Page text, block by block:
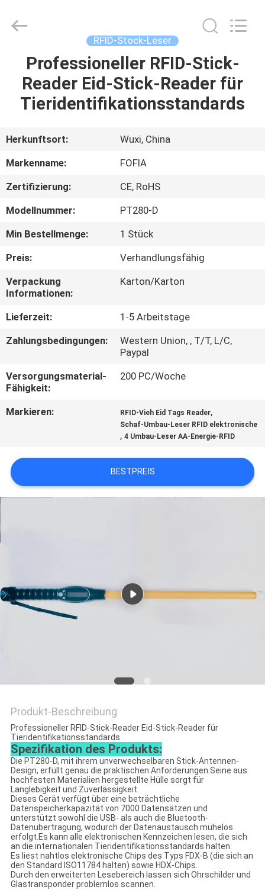
HAUS
PRODUKTE
VIDEOS
UNS
FABRIK-
AUSFLUG
QUALITÄTSKONTROLLE
SIE
MIT
UNS
IN
NACHRICHTEN
FORDERN
SITEMAP
PRIVACY
RFID-Stock-Leser
Professioneller RFID-Stick-
Reader Eid-Stick-Reader für
Tieridentifikationsstandards
Herkunftsort:
Wuxi, China
Markenname:
FOFIA
Zertifizierung:
CE, RoHS
Modellnummer:
PT280-D
Min Bestellmenge:
1 Stück
Preis:
Verhandlungsfähig
Verpackung
Informationen:
Karton/Karton
Lieferzeit:
1-5 Arbeitstage
Zahlungsbedingungen:
Western Union, , T/T, L/C,
Paypal
Versorgungsmaterial-
Fähigkeit:
200 PC/Woche
Markieren: RFID-Vieh Eid Tags Reader,
Schaf-Umbau-Leser RFID elektronische
,4 Umbau-Leser AA-Energie-RFID
BESTPREIS
Produkt-Beschreibung
Professioneller RFID-Stick-Reader Eid-Stick-Reader für
Tieridentifikationsstandards
Spezifikation des Produkts:
Die PT280-D, mit ihrem unverwechselbaren Stick-Antennen-
Design, erfüllt genau die praktischen Anforderungen.Seine aus
hochfesten Materialien hergestellte Hülle sorgt für
Langlebigkeit und Zuverlässigkeit.
Dieses Gerät verfügt über eine beträchtliche
Datenspeicherkapazität von 7000 Datensätzen und
unterstützt sowohl die USB- als auch die Bluetooth-
Datenübertragung, wodurch der Datenaustausch mühelos
erfolgt.Es kann alle elektronischen Kennzeichen lesen, die sich
an die internationalen Tieridentifikationsstandards halten.
Es liest nahtlos elektronische Chips des Typs FDX-B (die sich an
den Standard ISO11784 halten) sowie HDX-Chips.
Durch den erweiterten Lesebereich lassen sich Ohrschilder und
Glastransponder problemlos scannen.